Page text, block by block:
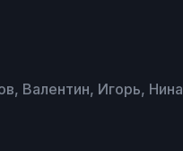
Валентин, Игорь, Нина